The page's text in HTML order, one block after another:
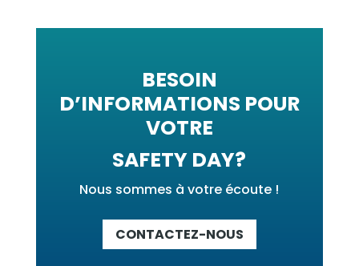
BESOIN
D’INFORMATIONS POUR
VOTRE
SAFETY DAY?
Nous sommes à votre écoute !
CONTACTEZ-NOUS